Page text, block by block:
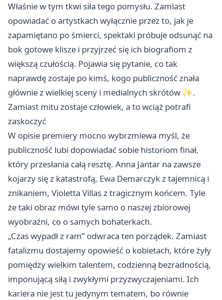
Właśnie w tym tkwi siła tego pomysłu. Zamiast
opowiadać o artystkach wyłącznie przez to, jak je
zapamiętano po śmierci, spektakl próbuje odsunąć na
bok gotowe klisze i przyjrzeć się ich biografiom z
większą czułością. Pojawia się pytanie, co tak
naprawdę zostaje po kimś, kogo publiczność znała
głównie z wielkiej sceny i medialnych skrótów ✨.
Zamiast mitu zostaje człowiek, a to wciąż potrafi
zaskoczyć
W opisie premiery mocno wybrzmiewa myśl, że
publiczność lubi dopowiadać sobie historiom finał,
który przesłania całą resztę. Anna Jantar na zawsze
kojarzy się z katastrofą, Ewa Demarczyk z tajemnicą i
znikaniem, Violetta Villas z tragicznym końcem. Tyle
że taki obraz mówi tyle samo o naszej zbiorowej
wyobraźni, co o samych bohaterkach.
„Czas wypadł z ram” odwraca ten porządek. Zamiast
fatalizmu dostajemy opowieść o kobietach, które żyły
pomiędzy wielkim talentem, codzienną bezradnością,
imponującą siłą i zwykłymi przyzwyczajeniami. Ich
kariera nie jest tu jedynym tematem, bo równie